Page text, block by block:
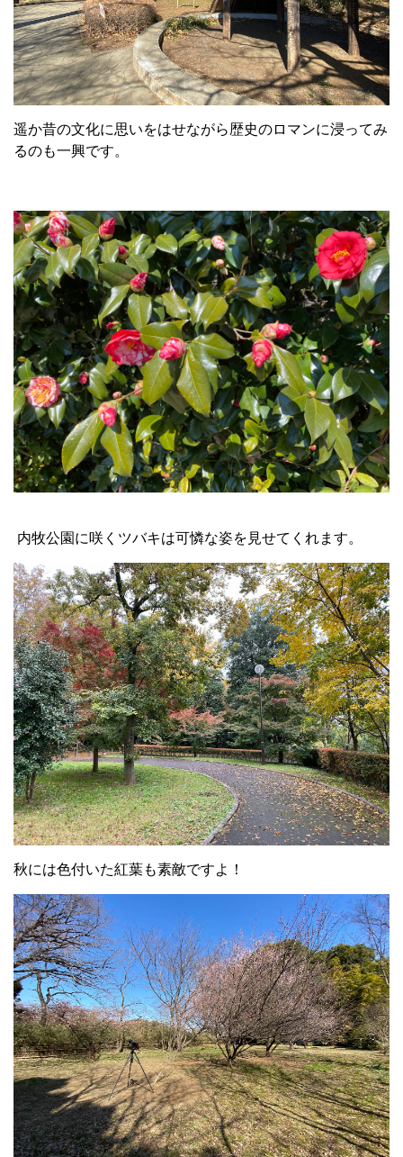
遥か昔の文化に思いをはせながら歴史のロマンに浸ってみ
るのも一興です。
内牧公園に咲くツバキは可憐な姿を見せてくれます。
秋には色付いた紅葉も素敵ですよ！